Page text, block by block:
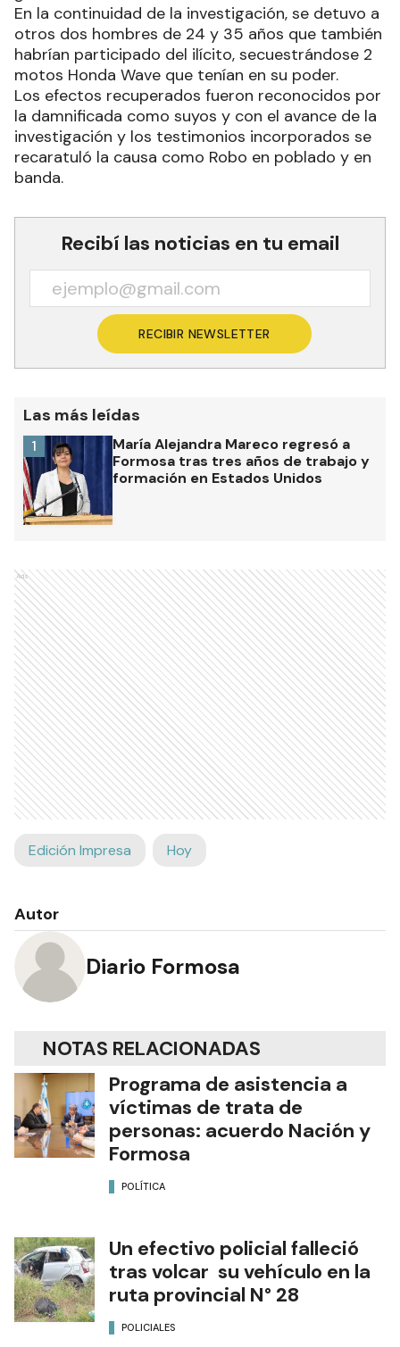
En la continuidad de la investigación, se detuvo a
otros dos hombres de 24 y 35 años que también
habrían participado del ilícito, secuestrándose 2
motos Honda Wave que tenían en su poder.
Los efectos recuperados fueron reconocidos por
la damnificada como suyos y con el avance de la
investigación y los testimonios incorporados se
recaratuló la causa como Robo en poblado y en
banda.
Recibí las noticias en tu email
RECIBIR NEWSLETTER
Las más leídas
María Alejandra Mareco regresó a
Formosa tras tres años de trabajo y
formación en Estados Unidos
1
Ads
Edición Impresa Hoy
Autor
Diario Formosa
NOTAS RELACIONADAS
Programa de asistencia a
víctimas de trata de
personas: acuerdo Nación y
Formosa
POLÍTICA
Un efectivo policial falleció
tras volcar su vehículo en la
ruta provincial N° 28
POLICIALES